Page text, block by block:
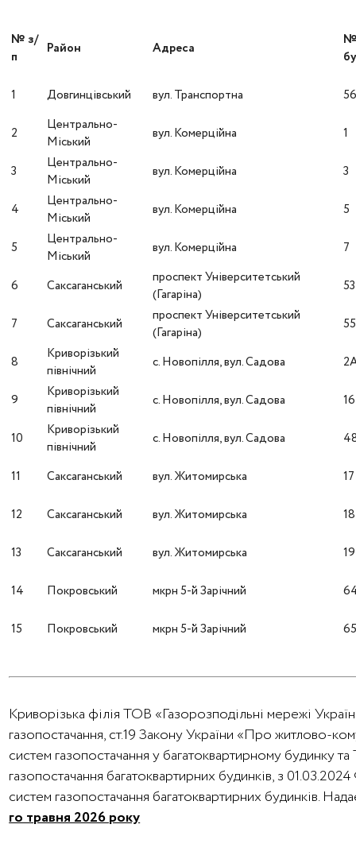
№ з/
п
Район Адреса
1 Довгинцівський вул. Транспортна
2
Центрально-
Міський
вул. Комерційна 1
3
Центрально-
Міський
вул. Комерційна 3
4
Центрально-
Міський
вул. Комерційна 5
5
Центрально-
Міський
вул. Комерційна 7
6 Саксаганський
проспект Університетський
(Гагаріна)
53
7 Саксаганський
проспект Університетський
(Гагаріна)
55
8
Криворізький
північний
с. Новопілля, вул. Садова
9
Криворізький
північний
с. Новопілля, вул. Садова 16
10
Криворізький
північний
с. Новопілля, вул. Садова
11 Саксаганський вул. Житомирська 17
12 Саксаганський вул. Житомирська 18
13 Саксаганський вул. Житомирська 19
14 Покровський мкрн 5-й Зарічний
15 Покровський мкрн 5-й Зарічний
Криворізька філія ТОВ «Газорозподільні мережі
газопостачання, ст.19 Закону України «Про житлово-
систем газопостачання у багатоквартирному будинку
газопостачання багатоквартирних будинків, з
систем газопостачання багатоквартирних будинків.
го травня 2026 року